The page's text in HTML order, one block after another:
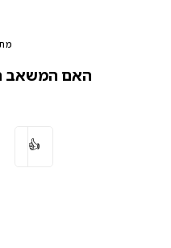
האם המשאב
👍